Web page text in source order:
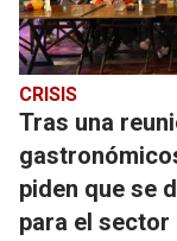
CRISIS
Tras una
piden que se
para el sector